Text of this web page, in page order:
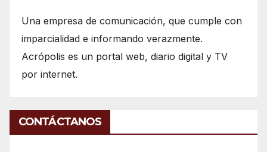
Una empresa de comunicación, que cumple con
imparcialidad e informando verazmente.
Acrópolis es un portal web, diario digital y TV
por internet.
CONTÁCTANOS